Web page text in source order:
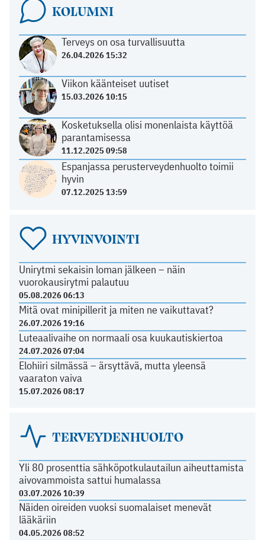
KOLUMNI
Terveys on osa turvallisuutta
26.04.2026 15:32
Viikon käänteiset uutiset
15.03.2026 10:15
Kosketuksella olisi monenlaista käyttöä
parantamisessa
11.12.2025 09:58
Espanjassa perusterveydenhuolto toimii
hyvin
07.12.2025 13:59
HYVINVOINTI
Unirytmi sekaisin loman jälkeen – näin
vuorokausirytmi palautuu
05.08.2026 06:13
Mitä ovat minipillerit ja miten ne vaikuttavat?
26.07.2026 19:16
Luteaalivaihe on normaali osa kuukautiskiertoa
24.07.2026 07:04
Elohiiri silmässä – ärsyttävä, mutta yleensä
vaaraton vaiva
15.07.2026 08:17
TERVEYDENHUOLTO
Yli 80 prosenttia sähköpotkulautailun aiheuttamista
aivovammoista sattui humalassa
03.07.2026 10:39
Näiden oireiden vuoksi suomalaiset menevät
lääkäriin
04.05.2026 08:52